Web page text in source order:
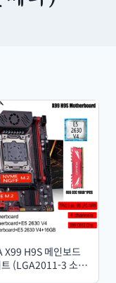
X99 H9S 메인보드
(LGA2011-3 소켓,